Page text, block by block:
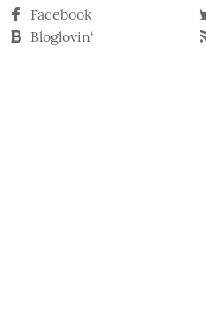
Facebook
Bloglovin‘